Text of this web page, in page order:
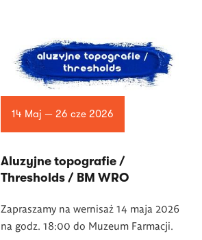
14 Maj — 26 cze 2026
Aluzyjne topografie /
Thresholds / BM WRO
Zapraszamy na wernisaż 14 maja 2026
na godz. 18:00 do Muzeum Farmacji.